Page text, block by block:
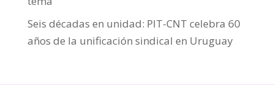
Seis décadas en unidad: PIT-CNT celebra 60
años de la unificación sindical en Uruguay